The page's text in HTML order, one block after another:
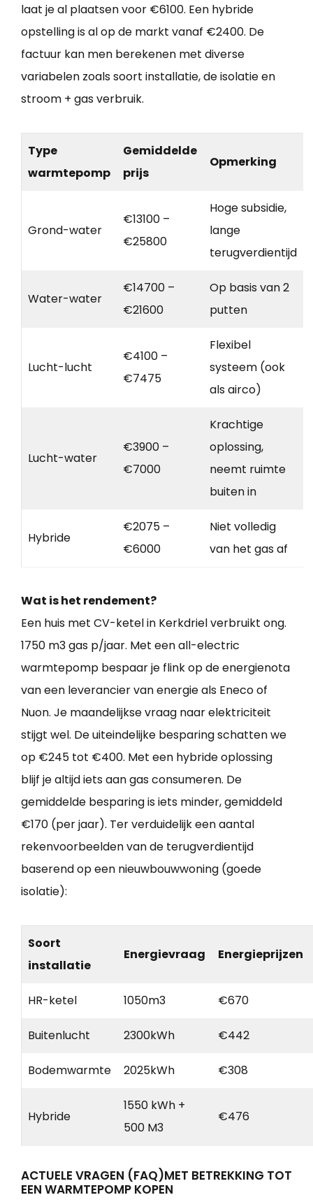
laat je al plaatsen voor €6100. Een hybride
opstelling is al op de markt vanaf €2400. De
factuur kan men berekenen met diverse
variabelen zoals soort installatie, de isolatie en
stroom + gas verbruik.
Type
warmtepomp
Gemiddelde
prijs
Opmerking
Grond-water
€13100 –
€25800
Hoge subsidie,
lange
terugverdientijd
Water-water
€14700 –
€21600
Op basis van 2
putten
Lucht-lucht
€4100 –
€7475
Flexibel
systeem (ook
als airco)
Lucht-water
€3900 –
€7000
Krachtige
oplossing,
neemt ruimte
buiten in
Hybride
€2075 –
€6000
Niet volledig
van het gas af
Wat is het rendement?
Een huis met CV-ketel in Kerkdriel verbruikt ong.
1750 m3 gas p/jaar. Met een all-electric
warmtepomp bespaar je flink op de energienota
van een leverancier van energie als Eneco of
Nuon. Je maandelijkse vraag naar elektriciteit
stijgt wel. De uiteindelijke besparing schatten we
op €245 tot €400. Met een hybride oplossing
blijf je altijd iets aan gas consumeren. De
gemiddelde besparing is iets minder, gemiddeld
€170 (per jaar). Ter verduidelijk een aantal
rekenvoorbeelden van de terugverdientijd
baserend op een nieuwbouwwoning (goede
isolatie):
Soort
installatie
Energievraag Energieprijzen
HR-ketel 1050m3 €670
Buitenlucht 2300kWh €442
Bodemwarmte 2025kWh €308
Hybride
1550 kWh +
500 M3
€476
ACTUELE VRAGEN (FAQ)MET BETREKKING TOT
EEN WARMTEPOMP KOPEN